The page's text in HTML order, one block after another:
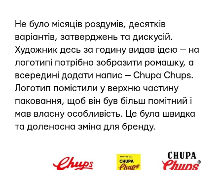
Не було місяців роздумів, десятків
варіантів, затверджень та дискусій.
Художник десь за годину видав ідею — на
логотипі потрібно зобразити ромашку, а
всередині додати напис — Chupa Chups.
Логотип помістили у верхню частину
паковання, щоб він був більш помітний і
мав власну особливість. Це була швидка
та доленосна зміна для бренду.